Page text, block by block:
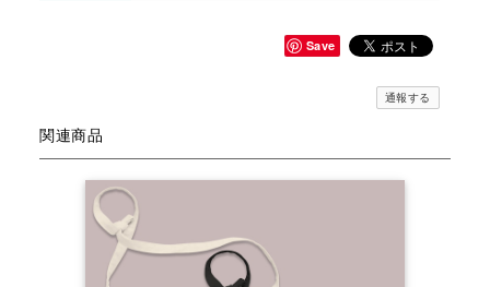
Save
通報する
関連商品